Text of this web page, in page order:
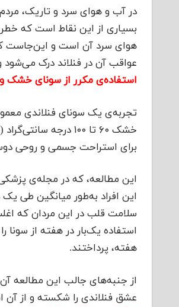
در آب و هوای سرد و تاریک،
بسیاری از این نقاط است که
هوای سرد آن است و این‌جاست که
عواقب آن در فنلاند درک
استفاده‌ی مکرر از سونای خشک
تجربه‌ی یک سونای فنلاندی
برای استراحت جسمی و روحی
سلامت قلب در این مردان که
استفاده یک‌بار در هفته از سونا
هفته، پرداختند.
عشق فنلاندی را شکسته و از آن